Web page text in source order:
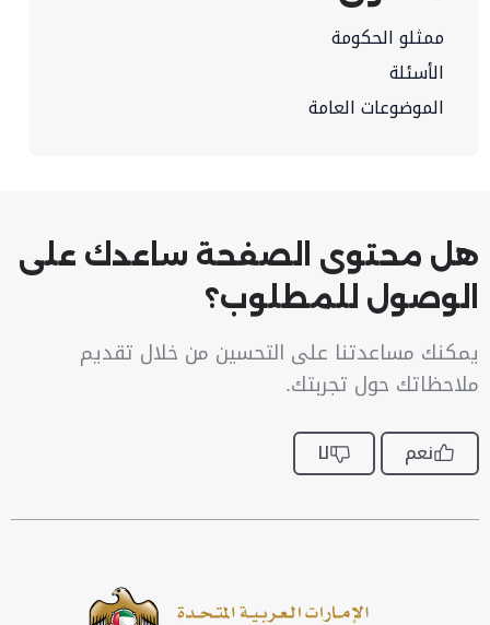
ممثلو الحكومة
الأسئلة
الموضوعات العامة
هل محتوى الصفحة ساعدك على
الوصول للمطلوب؟
يمكنك مساعدتنا على التحسين من خلال تقديم
ملاحظاتك حول تجربتك.
نعم لا